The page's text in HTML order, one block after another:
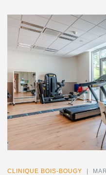
CLINIQUE BOIS-BOUGY |